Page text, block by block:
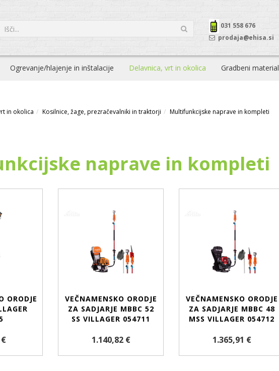
031 558 676
prodaja@ehisa.si
Ogrevanje/hlajenje in inštalacije Delavnica, vrt in okolica Gradbeni material
in okolica Kosilnice, žage, prezračevalniki in traktorji Multifunkcijske naprave in kompleti
naprave in kompleti
ORODJE
VEČNAMENSKO ORODJE
ZA SADJARJE MBBC 52
SS VILLAGER 054711
1.140,82 €
VEČNAMENSKO ORODJE
ZA SADJARJE MBBC 48
MSS VILLAGER 054712
1.365,91 €